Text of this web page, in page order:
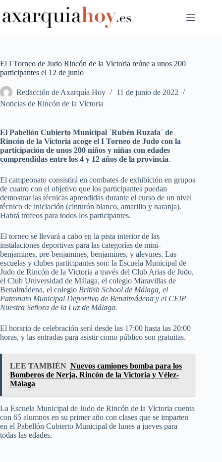
al
contenido
El I Torneo de Judo Rincón de la Victoria reúne a unos 200
participantes el 12 de junio
Redacción de Axarquía Hoy
11 de junio de 2022
Noticias de Rincón de la Victoria
El Pabellón Cubierto Municipal `Rubén Ruzafa´ de
Rincón de la Victoria acoge el I Torneo de Judo con la
participación de unos 200 niños y niñas con edades
comprendidas entre los 4 y 12 años de la provincia.
El campeonato consistirá en combates de exhibición en grupos
de cuatro con el objetivo que los participantes puedan
demostrar las técnicas aprendidas durante el curso de un nivel
técnico de iniciación (cinturón blanco, amarillo y naranja).
Habrá trofeos para todos los participantes.
El torneo se llevará a cabo en la pista interior de las
instalaciones deportivas para las categorías de mini-
benjamines, pre-benjamines, benjamines, y alevines. Las
escuelas y clubes participantes son: la Escuela Municipal de
Judo de Rincón de la Victoria a través del Club Arias de Judo,
el Club Universidad de Málaga, el colegio Maravillas de
Benalmádena, el colegio British School de Málaga, el
Patronato Municipal Deportivo de Benalmádena y el CEIP
Nuestra Señora de la Luz de Málaga.
El horario de celebración será desde las 17:00 hasta las 20:00
horas, y las entradas para asistir como público son gratuitas.
LEE TAMBIÉN Nuevos camiones bomba para los
Bomberos de Nerja, Rincón de la Victoria y Vélez-
Málaga
La Escuela Municipal de Judo de Rincón de la Victoria cuenta
con 65 alumnos en su primer año con clases que se imparten
en el Pabellón Cubierto Municipal de lunes a jueves para
todas las edades.